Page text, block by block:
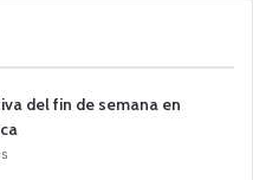
del fin de semana en